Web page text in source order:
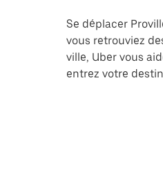
Se déplacer
vous retrouviez
ville, Uber vous
entrez votre